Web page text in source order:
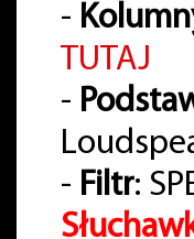
-
TUTAJ
-
- Filtr: